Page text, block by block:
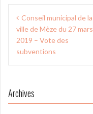
Navigation
de
l’article
Conseil municipal de la
ville de Mèze du 27 mars
2019 – Vote des
subventions
Archives